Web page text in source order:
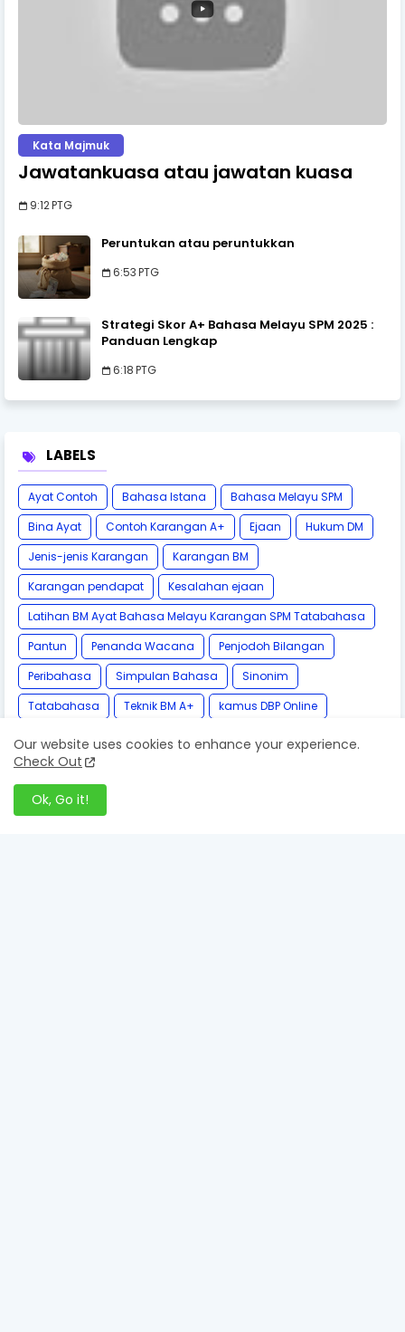
Kata Majmuk
Jawatankuasa atau jawatan kuasa
9:12 PTG
Peruntukan atau peruntukkan
6:53 PTG
Strategi Skor A+ Bahasa Melayu SPM 2025 :
Panduan Lengkap
6:18 PTG
LABELS
Ayat Contoh Bahasa Istana
Bahasa Melayu SPM
Bina Ayat
Contoh Karangan A+ Ejaan
Hukum DM
Jenis-jenis Karangan
Karangan BM
Karangan pendapat
Kesalahan ejaan
Latihan BM Ayat Bahasa Melayu Karangan SPM Tatabahasa
Pantun
Penanda Wacana
Penjodoh Bilangan
Peribahasa
Simpulan Bahasa
Sinonim
Tatabahasa
Teknik BM A+ kamus DBP Online
Follow by Email
Our website uses cookies to enhance your experience.
Check Out
Ok, Go it!